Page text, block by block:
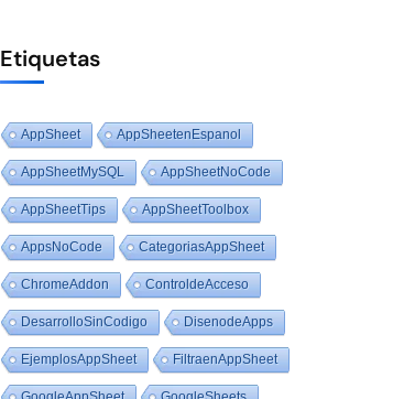
Etiquetas
AppSheet AppSheetenEspanol
AppSheetMySQL AppSheetNoCode
AppSheetTips AppSheetToolbox
AppsNoCode CategoriasAppSheet
ChromeAddon ControldeAcceso
DesarrolloSinCodigo DisenodeApps
EjemplosAppSheet FiltraenAppSheet